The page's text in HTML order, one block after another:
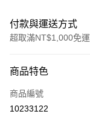
付款與運送方式
超取滿NT$1,000免運
信用卡一次付款
LINE Pay
商品特色
商品編號
10233122